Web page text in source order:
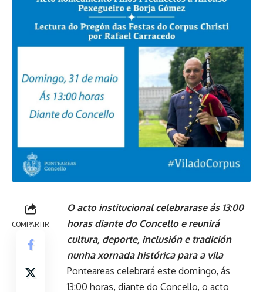
COMPARTIR
O acto institucional celebrarase ás 13:00
horas diante do Concello e reunirá
cultura, deporte, inclusión e tradición
nunha xornada histórica para a vila
Ponteareas celebrará este domingo, ás
13:00 horas, diante do Concello, o acto